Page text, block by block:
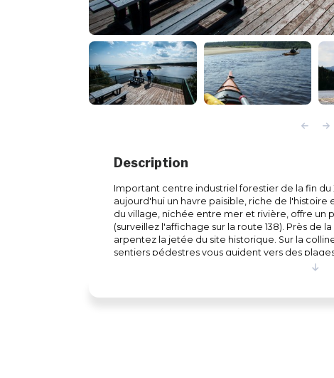
Description
Important centre industriel forestier de la fin du
aujourd'hui un havre paisible, riche de l'histoire
du village, nichée entre mer et rivière, offre un
(surveillez l'affichage sur la route 138). Près de
arpentez la jetée du site historique. Sur la
sentiers pédestres vous guident vers des
Pêcheurs, chasseurs, kayakistes, amateurs de